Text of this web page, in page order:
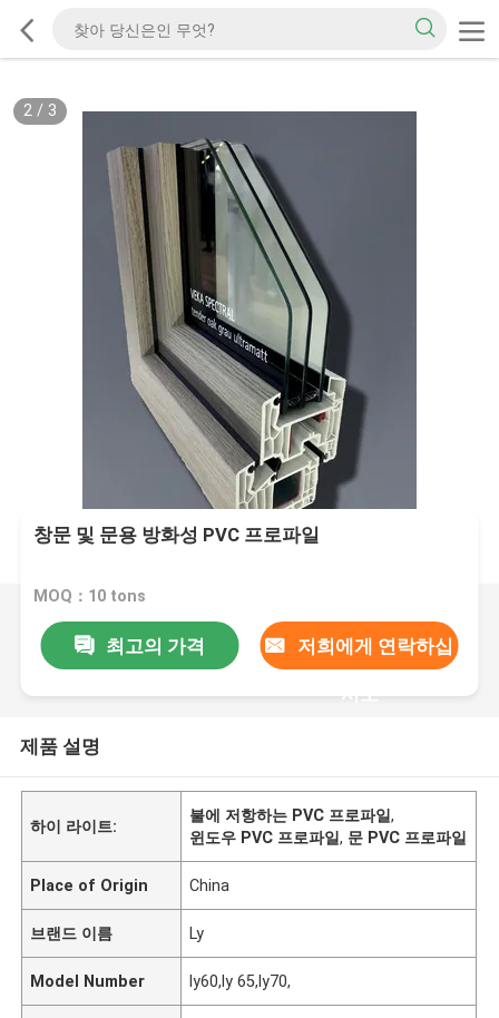
2/ 3
창문 및 문용 방화성 PVC 프로파일
MOQ：10 tons
최고의 가격 저희에게 연락하십
시오
제품 설명
하이 라이트:
불에 저항하는 PVC 프로파일,
윈도우 PVC 프로파일, 문 PVC 프로파일
Place of Origin China
브랜드 이름 Ly
Model Number ly60,ly 65,ly70,